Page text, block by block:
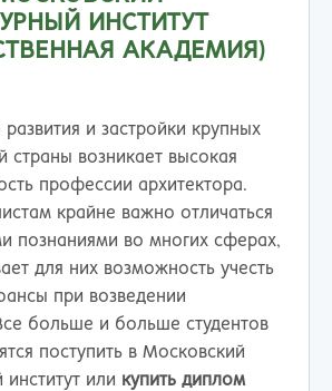
ИНСТИТУТ
АКАДЕМИЯ)
развития и застройки крупных
страны возникает высокая
профессии архитектора.
крайне важно отличаться
познаниями во многих сферах,
для них возможность учесть
при возведении
больше и больше студентов
поступить в Московский
институт или купить диплом